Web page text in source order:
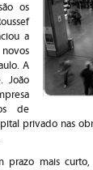
os
a
A
João
de
privado nas
prazo mais